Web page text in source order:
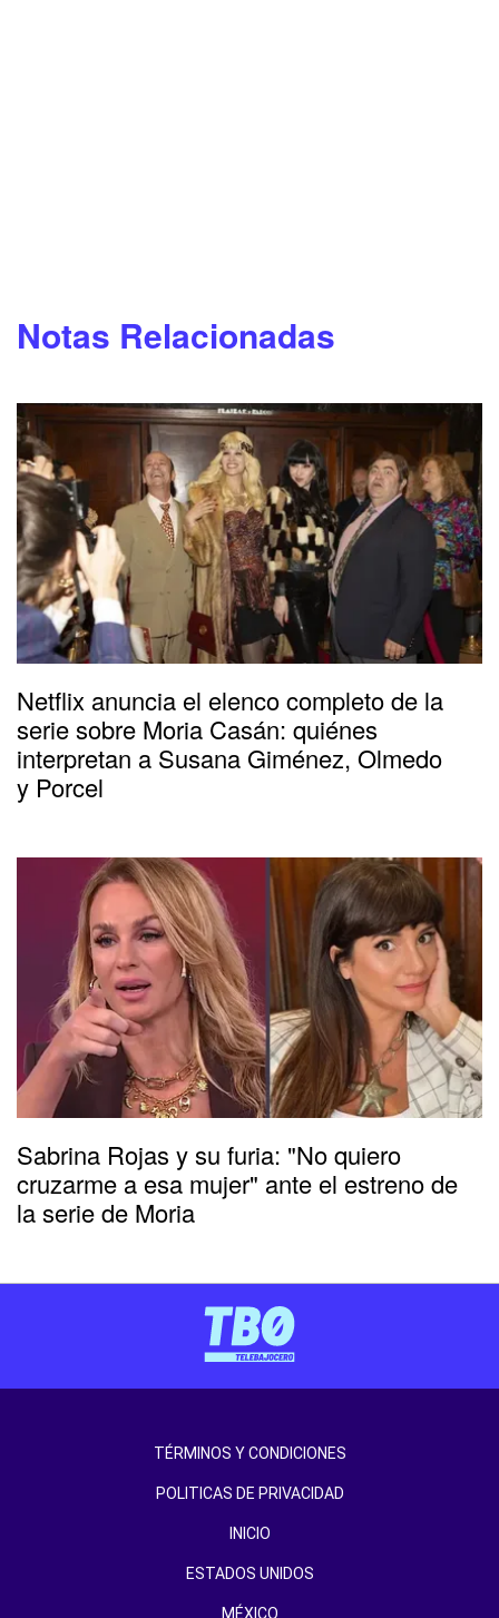
Notas Relacionadas
Netflix anuncia el elenco completo de la
serie sobre Moria Casán: quiénes
interpretan a Susana Giménez, Olmedo
y Porcel
Sabrina Rojas y su furia: "No quiero
cruzarme a esa mujer" ante el estreno de
la serie de Moria
TÉRMINOS Y CONDICIONES
POLITICAS DE PRIVACIDAD
INICIO
ESTADOS UNIDOS
MÉXICO